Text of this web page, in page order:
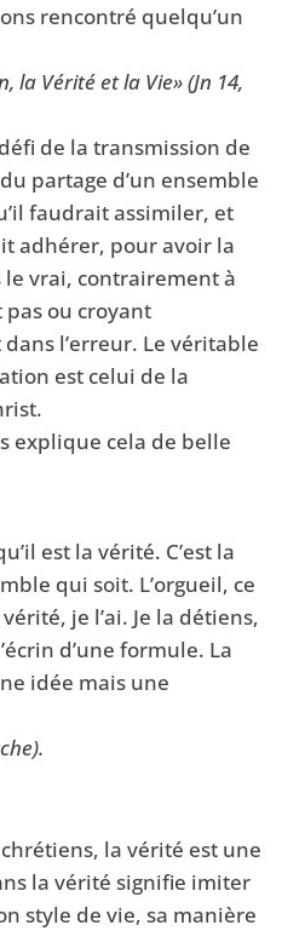
rencontré quelqu’un
la Vérité et la Vie» (Jn 14,
de la transmission de
partage d’un ensemble
faudrait assimiler, et
adhérer, pour avoir la
le vrai, contrairement à
ou croyant
l’erreur. Le véritable
est celui de la
explique cela de belle
est la vérité. C’est la
qui soit. L’orgueil, ce
je l’ai. Je la détiens,
d’une formule. La
idée mais une
la vérité est une
la vérité signifie imiter
style de vie, sa manière